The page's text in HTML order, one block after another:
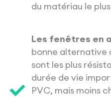
du matériau le
Les fenêtres en
bonne alternative
sont les plus
durée de vie
PVC, mais moins